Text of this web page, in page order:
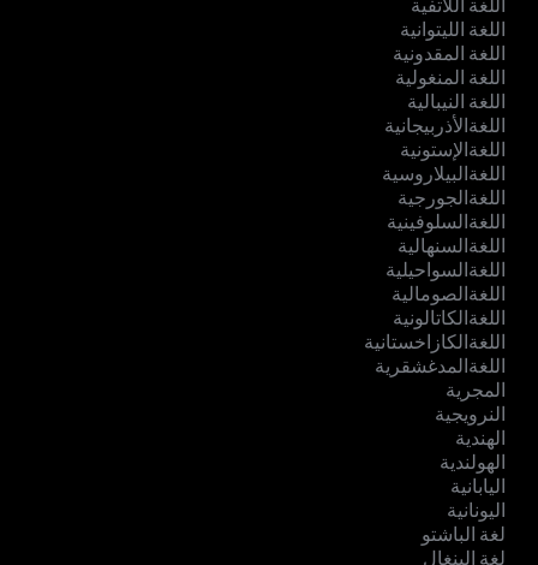
اللغة اللاتفية
اللغة الليتوانية
اللغة المقدونية
اللغة المنغولية
اللغة النيبالية
اللغةالأذربيجانية
اللغةالإستونية
اللغةالبيلاروسية
اللغةالجورجية
اللغةالسلوفينية
اللغةالسنهالية
اللغةالسواحيلية
اللغةالصومالية
اللغةالكاتالونية
اللغةالكازاخستانية
اللغةالمدغشقرية
المجرية
النرويجية
الهندية
الهولندية
اليابانية
اليونانية
لغة الباشتو
لغة البنغال